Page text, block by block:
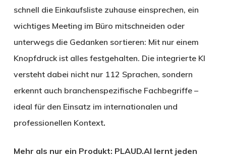
schnell die Einkaufsliste zuhause einsprechen, ein
wichtiges Meeting im Büro mitschneiden oder
unterwegs die Gedanken sortieren: Mit nur einem
Knopfdruck ist alles festgehalten. Die integrierte KI
versteht dabei nicht nur 112 Sprachen, sondern
erkennt auch branchenspezifische Fachbegriffe –
ideal für den Einsatz im internationalen und
professionellen Kontext.
Mehr als nur ein Produkt: PLAUD.AI lernt jeden